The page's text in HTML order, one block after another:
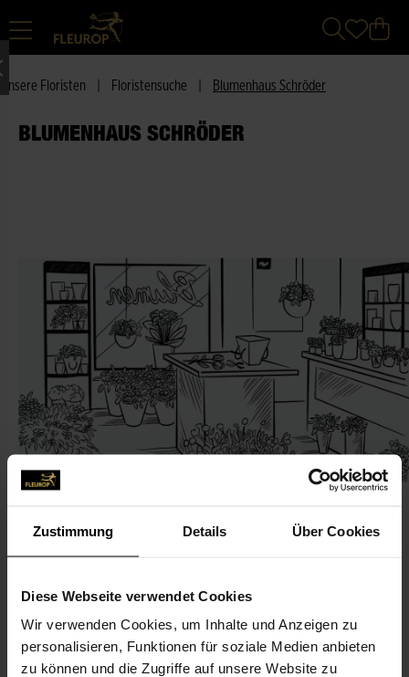
Zustimmung Details Über Cookies
Diese Webseite verwendet Cookies
Wir verwenden Cookies, um Inhalte und Anzeigen zu
personalisieren, Funktionen für soziale Medien anbieten
zu können und die Zugriffe auf unsere Website zu
Unsere Floristen Floristensuche Blumenhaus Schröder
BLUMENHAUS SCHRÖDER
KONTAKT
Blumenhaus Schröder
Schröder, Marion